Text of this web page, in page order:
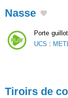
Nasse
Porte
UCS :
Tiroirs de